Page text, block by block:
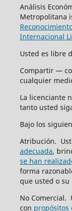
Análisis
Metropolitana
Internacional
Usted es libre
Compartir —
cualquier
La licenciante
tanto usted
Bajo los
Atribución.
adecuada,
se han
forma
que usted o su
No Comercial.
con propósitos